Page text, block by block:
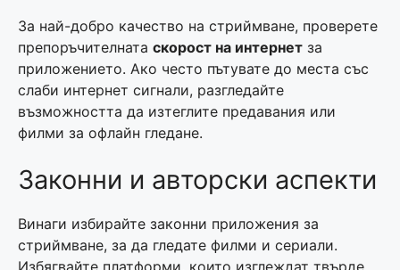
За най-добро качество на стриймване, проверете
препоръчителната скорост на интернет за
приложението. Ако често пътувате до места със
слаби интернет сигнали, разгледайте
възможността да изтеглите предавания или
филми за офлайн гледане.
Законни и авторски аспекти
Винаги избирайте законни приложения за
стриймване, за да гледате филми и сериали.
Избягвайте платформи, които изглеждат твърде